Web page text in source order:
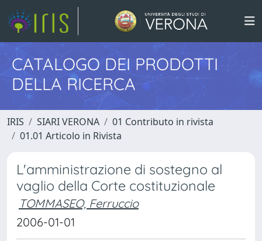
CATALOGO DEI PRODOTTI
DELLA RICERCA
IRIS SIARI VERONA
01 Contributo in rivista
01.01 Articolo in Rivista
L'amministrazione di sostegno al
vaglio della Corte costituzionale
TOMMASEO, Ferruccio
2006-01-01